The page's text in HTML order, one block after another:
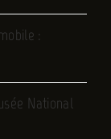
:
National